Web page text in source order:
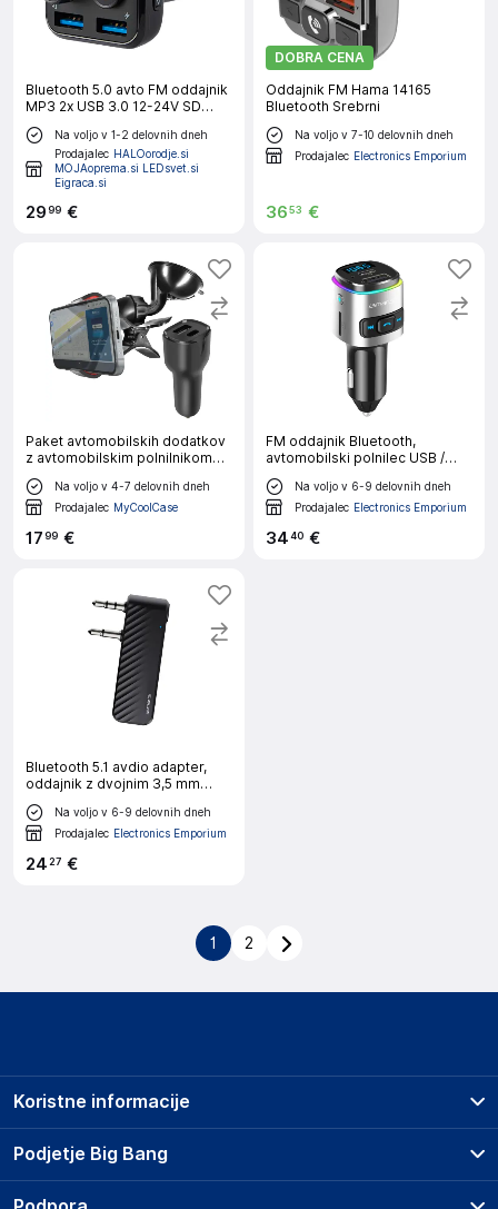
Bluetooth 5.0 avto FM oddajnik
MP3 2x USB 3.0 12-24V SD
SUPER BASS
Na voljo v 1-2 delovnih dneh
Prodajalec HALOorodje.si
MOJAoprema.si LEDsvet.si
Eigraca.si
2999 €
DOBRA CENA
Oddajnik FM Hama 14165
Bluetooth Srebrni
Na voljo v 7-10 delovnih dneh
Prodajalec Electronics Emporium
3653 €
Paket avtomobilskih dodatkov
z avtomobilskim polnilnikom
USB-C in priseskom
Na voljo v 4-7 delovnih dneh
Prodajalec MyCoolCase
1799 €
FM oddajnik Bluetooth,
avtomobilski polnilec USB /
USB-C, večfunkcijski komplet
za prostoročno telefoniranje -
4smarts
Na voljo v 6-9 delovnih dneh
Prodajalec Electronics Emporium
3440 €
Bluetooth 5.1 avdio adapter,
oddajnik z dvojnim 3,5 mm
priključkom, 4smarts - črn
Na voljo v 6-9 delovnih dneh
Prodajalec Electronics Emporium
24 27 €
1 2
Podjetje Big Bang
O podjetju
Koristne informacije
Prodajna mesta